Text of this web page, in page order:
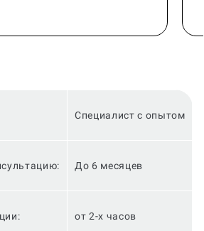
Специалист с опытом
До 6 месяцев
от 2-х часов